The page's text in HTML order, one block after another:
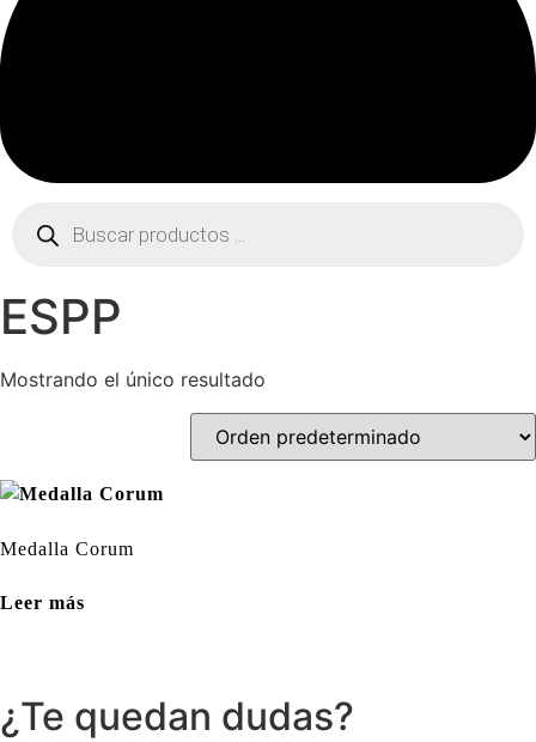
productos
ESPP
Mostrando el único resultado
Medalla Corum
Leer más
¿Te quedan dudas?